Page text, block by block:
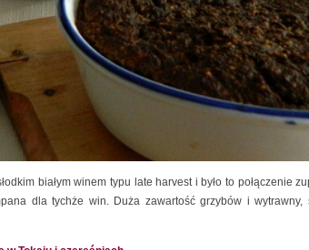
białym winem typu late harvest i było to połączenie
dla tychże win. Duża zawartość grzybów i wytrawny,